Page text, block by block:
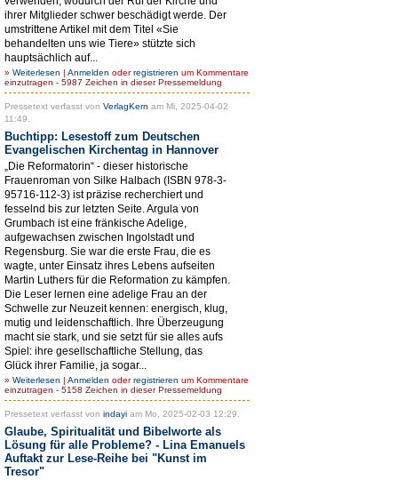
ihrer Mitglieder schwer beschädigt werde. Der
umstrittene Artikel mit dem Titel «Sie
behandelten uns wie Tiere» stützte sich
hauptsächlich auf...
» Weiterlesen | Anmelden oderregistrieren um Kommentare
einzutragen - 5987 Zeichen in dieser Pressemeldung
Pressetext verfasst von VerlagKern am Mi, 2025-04-02
11:49.
Buchtipp: Lesestoff zum Deutschen
Evangelischen Kirchentag in Hannover
„Die Reformatorin“ - dieser historische
Frauenroman von Silke Halbach (ISBN 978-3-
95716-112-3) ist präzise recherchiert und
fesselnd bis zur letzten Seite. Argula von
Grumbach ist eine fränkische Adelige,
aufgewachsen zwischen Ingolstadt und
Regensburg. Sie war die erste Frau, die es
wagte, unter Einsatz ihres Lebens aufseiten
Martin Luthers für die Reformation zu kämpfen.
Die Leser lernen eine adelige Frau an der
Schwelle zur Neuzeit kennen: energisch, klug,
mutig und leidenschaftlich. Ihre Überzeugung
macht sie stark, und sie setzt für sie alles aufs
Spiel: ihre gesellschaftliche Stellung, das
Glück ihrer Familie, ja sogar...
» Weiterlesen | Anmelden oderregistrieren um Kommentare
einzutragen - 5158 Zeichen in dieser Pressemeldung
Pressetext verfasst von indayi am Mo, 2025-02-03 12:29.
Glaube, Spiritualität und Bibelworte als
Lösung für alle Probleme? - Lina Emanuels
Auftakt zur Lese-Reihe bei "Kunst im
Tresor"